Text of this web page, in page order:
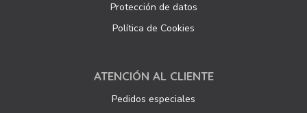
Protección de datos
Política de Cookies
ATENCIÓN AL CLIENTE
Pedidos especiales